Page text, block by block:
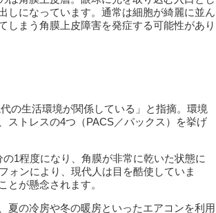
しになっています。通常は細胞が綺麗に並ん
しまう角膜上皮障害を発症する可能性があり
の生活環境が関係している」と指摘。環境
ストレスの4つ（PACS／パックス）を挙げ
1程度になり、角膜が非常に乾いた状態に
ォンにより、現代人は目を酷使していま
とが懸念されます。
夏の冷房や冬の暖房といったエアコンを利用